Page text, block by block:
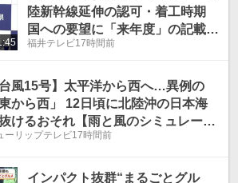
陸新幹線延伸の認可・着工時期
国への要望に「来年度」の記載見
送る 「スケジュールありきでは
福井テレビ17時間前
台風15号】太平洋から西へ…異例の
東から西」 12日頃に北陸沖の日本海
けるおそれ【雨と風のシミュレーシ
】
ーリップテレビ17時間前
インパクト抜群“まるごとグル